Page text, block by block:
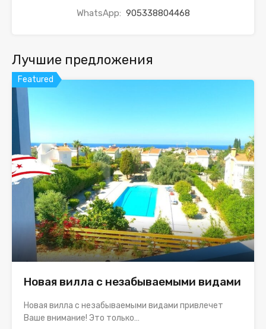
WhatsApp: 905338804468
Лучшие предложения
Featured
Новая вилла с незабываемыми видами
Новая вилла с незабываемыми видами привлечет
Ваше внимание! Это только…